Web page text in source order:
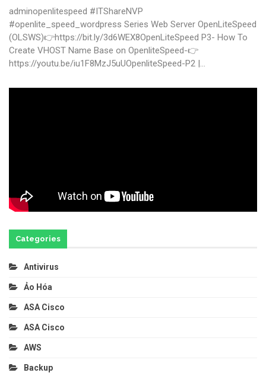
adminopenlitespeed #ITShareNVP
#openlite_speed_wordpress Series Web Server OpenLiteSpeed
(OLSWS)👉https://bit.ly/3d6WEX8OpenLiteSpeed P3- How To
Create VHOST Name Base on OpenliteSpeed-👉
https://youtu.be/iu1F8MzJ5uUOpenliteSpeed-P2 |…
Categories
Antivirus
Ảo Hóa
ASA Cisco
ASA Cisco
AWS
Backup